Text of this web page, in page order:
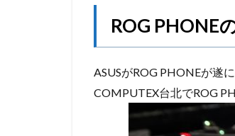
ROG PHONE
ASUSがROG PHONEが遂
COMPUTEX台北でROG